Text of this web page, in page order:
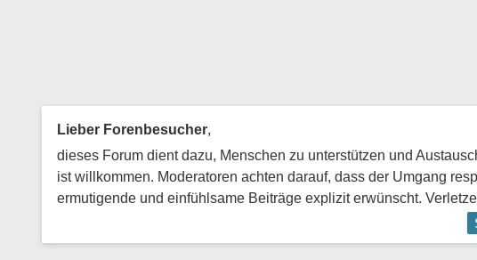
Lieber Forenbesucher,
dieses Forum dient dazu, Menschen zu unterstützen und
ist willkommen. Moderatoren achten darauf, dass der Umgang
ermutigende und einfühlsame Beiträge explizit erwünscht.